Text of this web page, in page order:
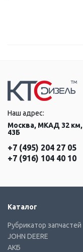
Наш адрес:
Москва, МКАД 32 км,
43Б
+7 (495) 204 27 05
+7 (916) 104 40 10
Каталог
Рубрикатор запчастей
JOHN DEERE
АКБ